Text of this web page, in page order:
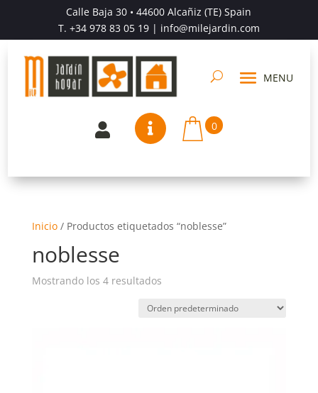
Calle Baja 30 • 44600 Alcañiz (TE) Spain
T. +34 978 83 05 19| info@milejardin.com
  0
Inicio/ Productos etiquetados “noblesse”
noblesse
Mostrando los 4 resultados